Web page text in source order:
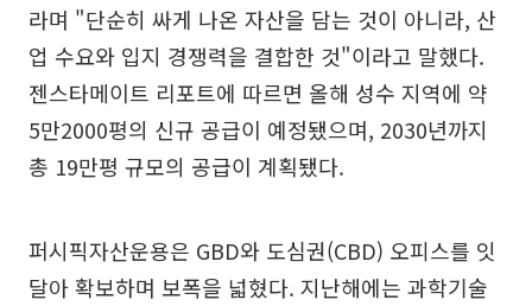
라며 "단순히 싸게 나온 자산을 담는 것이 아니라, 산
업 수요와 입지 경쟁력을 결합한 것"이라고 말했다.
젠스타메이트 리포트에 따르면 올해 성수 지역에 약
5만2000평의 신규 공급이 예정됐으며, 2030년까지
총 19만평 규모의 공급이 계획됐다.
퍼시픽자산운용은 GBD와 도심권(CBD) 오피스를 잇
달아 확보하며 보폭을 넓혔다. 지난해에는 과학기술